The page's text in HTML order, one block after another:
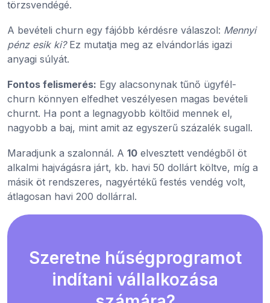
törzsvendégé.
A bevételi churn egy fájóbb kérdésre válaszol: Mennyi
pénz esik ki?Ez mutatja meg az elvándorlás igazi
anyagi súlyát.
Fontos felismerés: Egy alacsonynak tűnő ügyfél-
churn könnyen elfedhet veszélyesen magas bevételi
churnt. Ha pont a legnagyobb költőid mennek el,
nagyobb a baj, mint amit az egyszerű százalék sugall.
Maradjunk a szalonnál. A 10 elvesztett vendégből öt
alkalmi hajvágásra járt, kb. havi 50 dollárt költve, míg a
másik öt rendszeres, nagyértékű festés vendég volt,
átlagosan havi 200 dollárral.
Szeretne hűségprogramot
indítani vállalkozása